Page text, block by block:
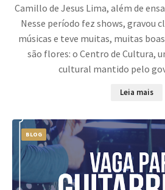
Camillo de Jesus Lima, além de
Nesse período fez shows, gravou
músicas e teve muitas, muitas
são flores: o Centro de Cultura,
cultural mantido pelo
Leia mais
BLOG